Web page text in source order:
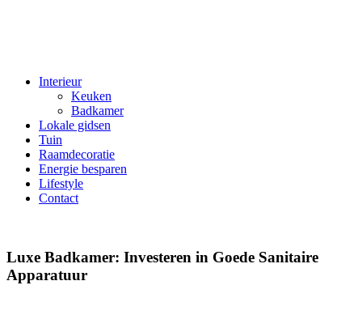
Interieur
Keuken
Badkamer
Lokale gidsen
Tuin
Raamdecoratie
Energie besparen
Lifestyle
Contact
Luxe Badkamer: Investeren in Goede Sanitaire
Apparatuur